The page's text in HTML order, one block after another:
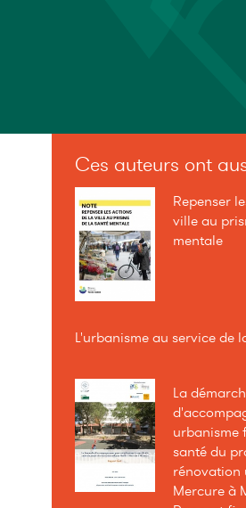
Ces auteurs ont
Repenser
ville au
mentale
L'urbanisme au service de
La
urbanisme
santé du
rénovation
Mercure à